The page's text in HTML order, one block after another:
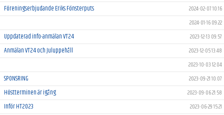
Föreningserbjudande Eriks Fönsterputs
2024-02-07 10:16
2024-01-16 09:22
Uppdaterad info-anmälan VT24 2023-12-13 09:57
Anmälan VT24 och Juluppehåll
2023-12-05 13:48
2023-10-03 12:04
SPONSRING 2023-09-21 10:07
Höstterminen är igång 2023-09-06 21:58
Inför HT2023 2023-06-29 15:21